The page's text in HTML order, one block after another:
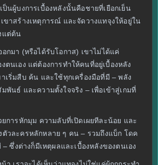
ป็นผู้บงการเบื้องหลังนั้นคือชายที่เยือกเย็น
ขาสร้างเหตุการณ์ และจัดวางแทจุงให้อยู่ใน
แต่ต้น
กมา (หรือได้รับโอกาส) เขาไม่ได้แค่
ตนเอง แต่ต้องการทำให้คนที่อยู่เบื้องหลัง
เริ่มสืบ ค้น และใช้ทุกเครื่องมือที่มี – พลัง
พันธ์ และความตั้งใจจริง – เพื่อเข้าสู่เกมที่
ยการหักมุม ความลับที่เปิดเผยทีละน้อย และ
ตัวละครหลักหลาย ๆ คน – รวมถึงแบ็ก โดค
ซึ่งต่างก็มีเหตุผลและเบื้องหลังของตนเอง